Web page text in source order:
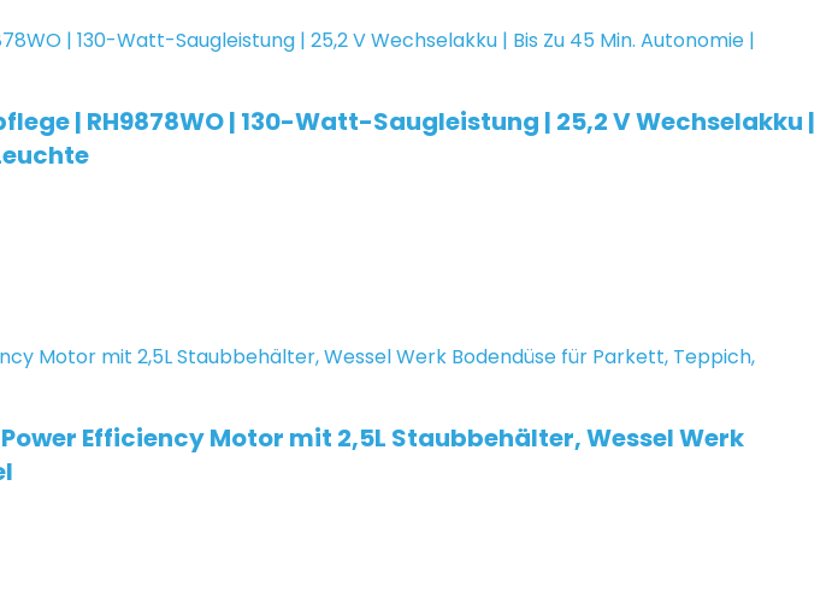
| RH9878WO | 130-Watt-Saugleistung | 25,2 V Wechselakku |
Efficiency Motor mit 2,5L Staubbehälter, Wessel Werk